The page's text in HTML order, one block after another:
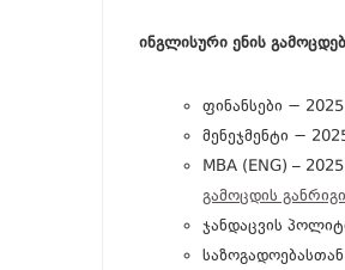
ინგლისური ენის
ფინანსები −
მენეჯმენტი −
MBA (ENG) –
გამოცდის
ჯანდაცვის